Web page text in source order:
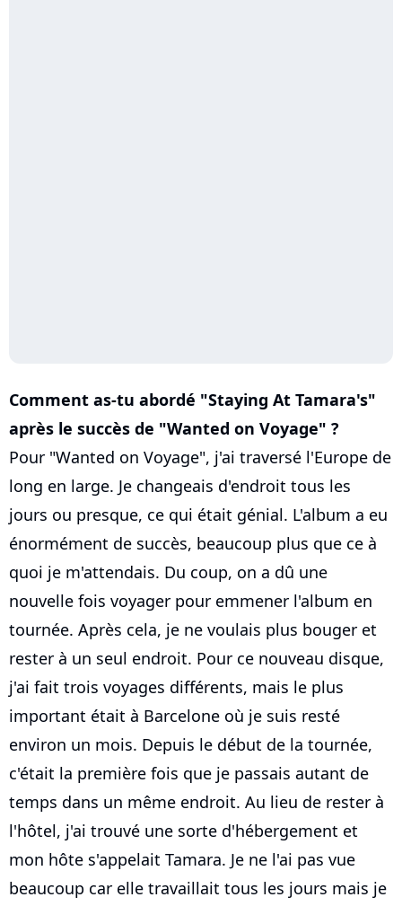
Comment as-tu abordé "Staying At Tamara's"
après le succès de "Wanted on Voyage" ?
Pour "Wanted on Voyage", j'ai traversé l'Europe de
long en large. Je changeais d'endroit tous les
jours ou presque, ce qui était génial. L'album a eu
énormément de succès, beaucoup plus que ce à
quoi je m'attendais. Du coup, on a dû une
nouvelle fois voyager pour emmener l'album en
tournée. Après cela, je ne voulais plus bouger et
rester à un seul endroit. Pour ce nouveau disque,
j'ai fait trois voyages différents, mais le plus
important était à Barcelone où je suis resté
environ un mois. Depuis le début de la tournée,
c'était la première fois que je passais autant de
temps dans un même endroit. Au lieu de rester à
l'hôtel, j'ai trouvé une sorte d'hébergement et
mon hôte s'appelait Tamara. Je ne l'ai pas vue
beaucoup car elle travaillait tous les jours mais je